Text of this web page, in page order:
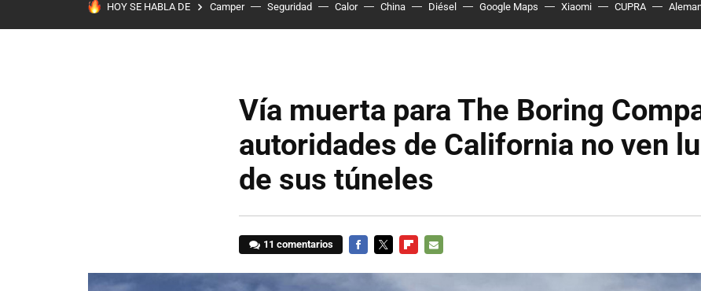
HOY SE HABLA DE Camper Seguridad Calor China Diésel Google Maps Xiaomi CUPRA
Vía muerta para The Boring
autoridades de California no ven
de sus túneles
11 comentarios